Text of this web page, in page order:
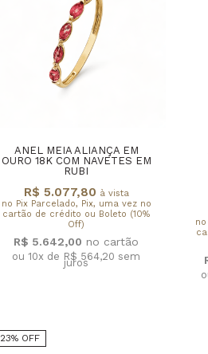
ANEL MEIA ALIANÇA EM
OURO 18K COM NAVETES EM
RUBI
R$ 5.077,80 à vista
no Pix Parcelado, Pix, uma vez no
cartão de crédito ou Boleto (10%
Off)
R$ 5.642,00
ou 10x de R$ 564,20 sem
juros
23% OFF